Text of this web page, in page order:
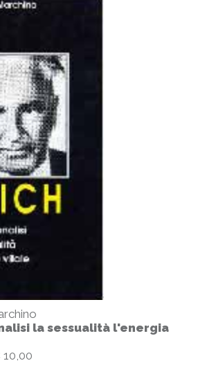
la sessualità l'energia